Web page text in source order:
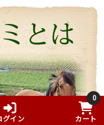
すよ・・・」と言
どんどんいろいろ
や畑や自分の考え
きました！
たのでご覧くださ
の少しまとめまし
ルシャンの熱い思
ています。
グイン
0
カート